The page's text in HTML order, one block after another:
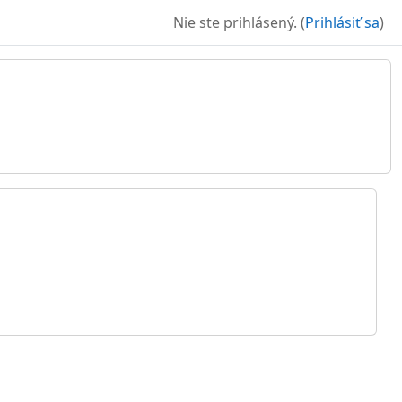
Nie ste prihlásený. (Prihlásiť sa)